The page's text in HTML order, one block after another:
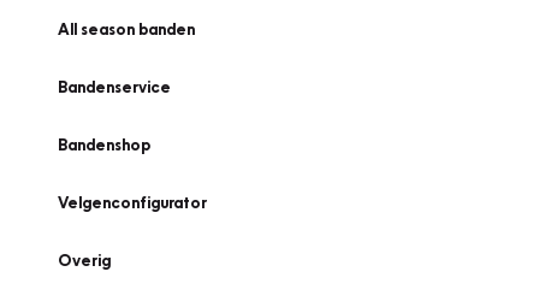
All season banden
Bandenservice
Bandenshop
Velgenconfigurator
Overig